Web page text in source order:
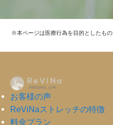
※本ページは医療行為を目的としたも
お客様の声
ReViNaストレッチの特徴
料金プラン